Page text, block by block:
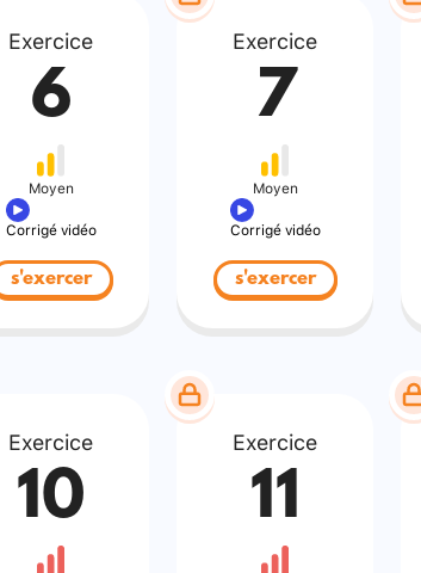
Exercice
6
Moyen
Corrigé vidéo
s'exercer
Exercice
7
Moyen
Corrigé vidéo
s'exercer
Exercice
10
Exercice
11